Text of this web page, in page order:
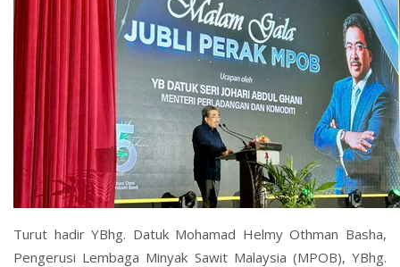
Turut hadir YBhg. Datuk Mohamad Helmy Othman Basha,
Pengerusi Lembaga Minyak Sawit Malaysia (MPOB), YBhg.